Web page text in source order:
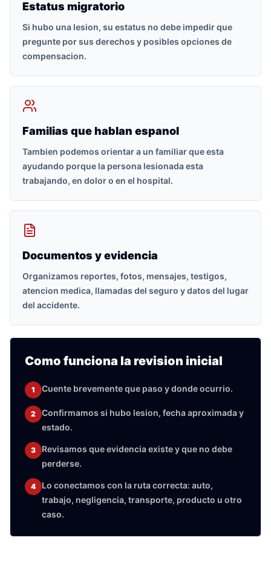
Estatus migratorio
Si hubo una lesion, su estatus no debe impedir que
pregunte por sus derechos y posibles opciones de
compensacion.
Familias que hablan espanol
Tambien podemos orientar a un familiar que esta
ayudando porque la persona lesionada esta
trabajando, en dolor o en el hospital.
Documentos y evidencia
Organizamos reportes, fotos, mensajes, testigos,
atencion medica, llamadas del seguro y datos del lugar
del accidente.
Como funciona la revision inicial
1 Cuente brevemente que paso y donde ocurrio.
2
Confirmamos si hubo lesion, fecha aproximada y
estado.
3
Revisamos que evidencia existe y que no debe
perderse.
4
Lo conectamos con la ruta correcta: auto,
trabajo, negligencia, transporte, producto u otro
caso.